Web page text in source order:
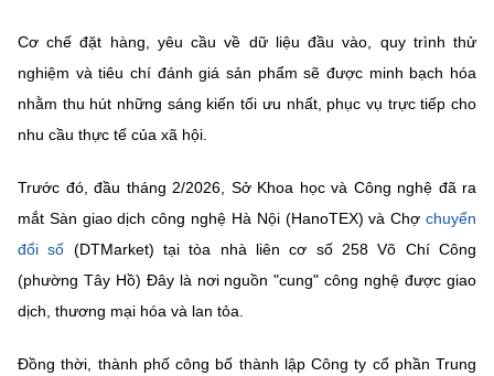
Cơ chế đặt hàng, yêu cầu về dữ liệu đầu vào, quy trình thử
nghiệm và tiêu chí đánh giá sản phẩm sẽ được minh bạch hóa
nhằm thu hút những sáng kiến tối ưu nhất, phục vụ trực tiếp cho
nhu cầu thực tế của xã hội.
Trước đó, đầu tháng 2/2026, Sở Khoa học và Công nghệ đã ra
mắt Sàn giao dịch công nghệ Hà Nội (HanoTEX) và Chợ chuyển
đổi số (DTMarket) tại tòa nhà liên cơ số 258 Võ Chí Công
(phường Tây Hồ) Đây là nơi nguồn "cung" công nghệ được giao
dịch, thương mại hóa và lan tỏa.
Đồng thời, thành phố công bố thành lập Công ty cổ phần Trung